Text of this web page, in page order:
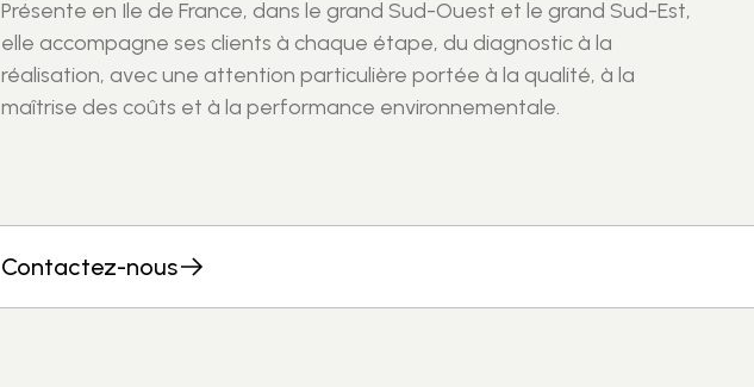
Présente en Ile de France, dans le grand Sud-Ouest et le grand Sud-Est,
elle accompagne ses clients à chaque étape, du diagnostic à la
réalisation, avec une attention particulière portée à la qualité, à la
maîtrise des coûts et à la performance environnementale.
Contactez-nous